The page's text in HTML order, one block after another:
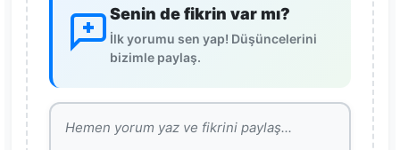
Senin de fikrin var mı?
İlk yorumu sen yap! Düşüncelerini
bizimle paylaş.